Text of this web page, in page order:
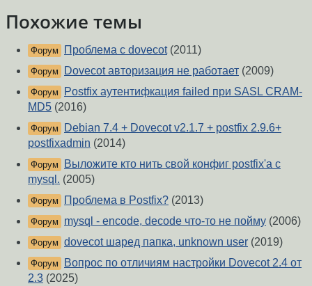
Похожие темы
Форум Проблема с dovecot(2011)
Форум Dovecot авторизация не работает (2009)
Форум
Postfix аутентифкация failed при SASL CRAM-
MD5 (2016)
Форум
Debian 7.4 + Dovecot v2.1.7 + postfix 2.9.6+
postfixadmin (2014)
Форум
Выложите кто нить свой конфиг postfix'а с
mysql. (2005)
Форум Проблема в Postfix? (2013)
Форум mysql - encode, decode что-то не пойму (2006)
Форум dovecot шаред папка, unknown user (2019)
Форум
Вопрос по отличиям настройки Dovecot 2.4 от
2.3 (2025)